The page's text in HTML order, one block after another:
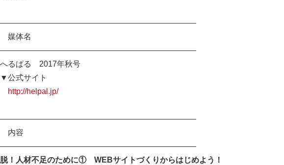
—————————————————————————
媒体名
—————————————————————————
へるぱる 2017年秋号
▼公式サイト
http://helpal.jp/
—————————————————————————
内容
—————————————————————————
脱！人材不足のために① WEBサイトづくりからはじめよう！